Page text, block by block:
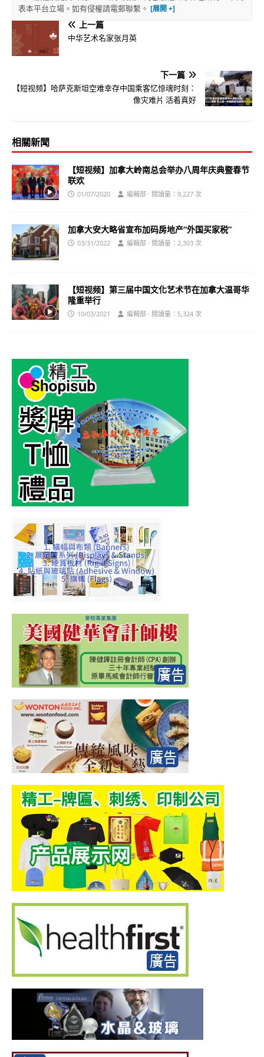
表本平台立場。如有侵權請電郵聯繫。
上一篇
中华艺术名家张月英
下一篇
【短视频】哈萨克斯坦空难幸存中国乘客忆惊魂时刻：
像灾难片 活着真好
相關新聞
【短视频】加拿大岭南总会举办八周年庆典暨春节
联欢
01/07/2020 編輯部 · 閱讀量：9,227 次
加拿大安大略省宣布加码房地产“外国买家税”
03/31/2022 編輯部 · 閱讀量：2,303 次
【短视频】第三届中国文化艺术节在加拿大温哥华
隆重举行
10/03/2021 編輯部 · 閱讀量：5,324 次